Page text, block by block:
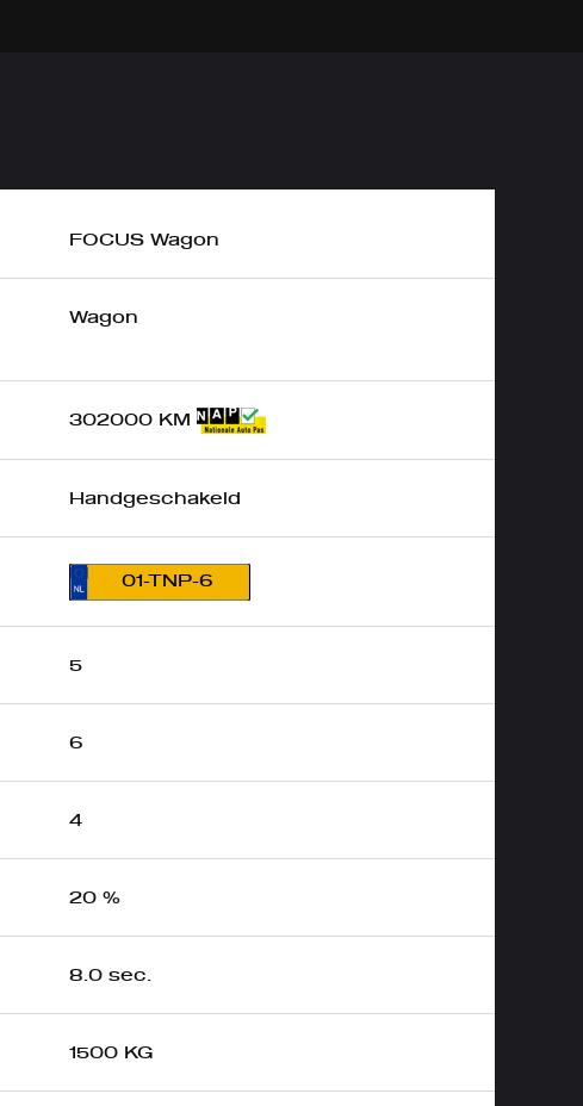
FOCUS Wagon
Wagon
302000 KM
Handgeschakeld
01-TNP-6
5
6
4
20 %
8.0 sec.
1500 KG